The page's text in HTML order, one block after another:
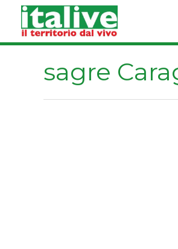
contenuto
sagre